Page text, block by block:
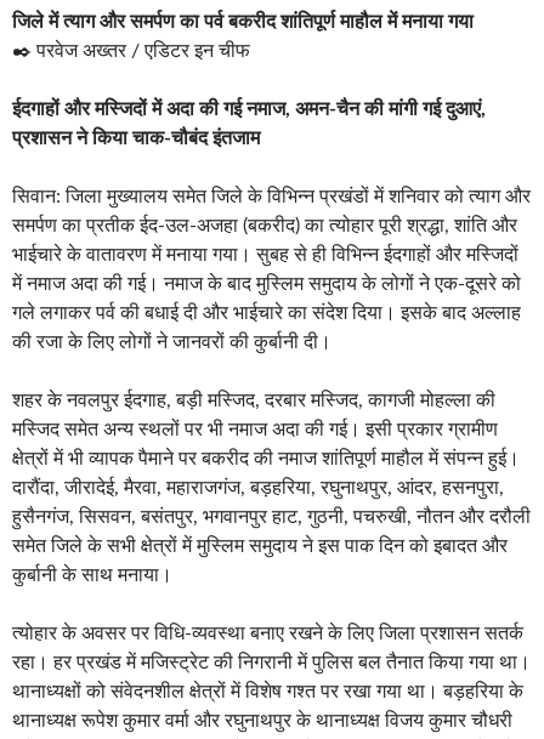
जिले में त्याग और समर्पण का पर्व बकरीद शांतिपूर्ण माहौल में मनाया गया
✒️ परवेज अख्तर / एडिटर इन चीफ
ईदगाहों और मस्जिदों में अदा की गई नमाज, अमन-चैन की मांगी गई दुआएं,
प्रशासन ने किया चाक-चौबंद इंतजाम
सिवान: जिला मुख्यालय समेत जिले के विभिन्न प्रखंडों में शनिवार को त्याग और
समर्पण का प्रतीक ईद-उल-अजहा (बकरीद) का त्योहार पूरी श्रद्धा, शांति और
भाईचारे के वातावरण में मनाया गया। सुबह से ही विभिन्न ईदगाहों और मस्जिदों
में नमाज अदा की गई। नमाज के बाद मुस्लिम समुदाय के लोगों ने एक-दूसरे को
गले लगाकर पर्व की बधाई दी और भाईचारे का संदेश दिया। इसके बाद अल्लाह
की रजा के लिए लोगों ने जानवरों की कुर्बानी दी।
शहर के नवलपुर ईदगाह, बड़ी मस्जिद, दरबार मस्जिद, कागजी मोहल्ला की
मस्जिद समेत अन्य स्थलों पर भी नमाज अदा की गई। इसी प्रकार ग्रामीण
क्षेत्रों में भी व्यापक पैमाने पर बकरीद की नमाज शांतिपूर्ण माहौल में संपन्न हुई।
दारौंदा, जीरादेई, मैरवा, महाराजगंज, बड़हरिया, रघुनाथपुर, आंदर, हसनपुरा,
हुसैनगंज, सिसवन, बसंतपुर, भगवानपुर हाट, गुठनी, पचरुखी, नौतन और दरौली
समेत जिले के सभी क्षेत्रों में मुस्लिम समुदाय ने इस पाक दिन को इबादत और
कुर्बानी के साथ मनाया।
त्योहार के अवसर पर विधि-व्यवस्था बनाए रखने के लिए जिला प्रशासन सतर्क
रहा। हर प्रखंड में मजिस्ट्रेट की निगरानी में पुलिस बल तैनात किया गया था।
थानाध्यक्षों को संवेदनशील क्षेत्रों में विशेष गश्त पर रखा गया था। बड़हरिया के
थानाध्यक्ष रूपेश कुमार वर्मा और रघुनाथपुर के थानाध्यक्ष विजय कुमार चौधरी